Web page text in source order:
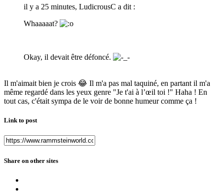
il y a 25 minutes, LudicrousC a dit :
Whaaaaat?
Okay, il devait être défoncé.
Il m'aimait bien je crois 😂 Il m'a pas mal taquiné, en partant il m'a
même regardé dans les yeux genre "Je t'ai à l’œil toi !" Haha ! En
tout cas, c'était sympa de le voir de bonne humeur comme ça !
Link to post
Share on other sites